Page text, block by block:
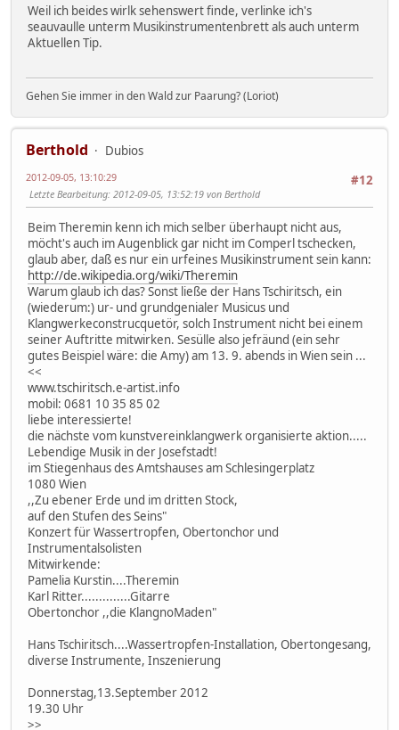
Weil ich beides wirlk sehenswert finde, verlinke ich's
seauvaulle unterm Musikinstrumentenbrett als auch unterm
Aktuellen Tip.
Gehen Sie immer in den Wald zur Paarung? (Loriot)
Berthold
Dubios
#12
2012-09-05, 13:10:29
Letzte Bearbeitung: 2012-09-05, 13:52:19 von Berthold
Beim Theremin kenn ich mich selber überhaupt nicht aus,
möcht's auch im Augenblick gar nicht im Comperl tschecken,
glaub aber, daß es nur ein urfeines Musikinstrument sein kann:
http://de.wikipedia.org/wiki/Theremin
Warum glaub ich das? Sonst ließe der Hans Tschiritsch, ein
(wiederum:) ur- und grundgenialer Musicus und
Klangwerkeconstrucquetör, solch Instrument nicht bei einem
seiner Auftritte mitwirken. Sesülle also jefräund (ein sehr
gutes Beispiel wäre: die Amy) am 13. 9. abends in Wien sein ...
<<
www.tschiritsch.e-artist.info
mobil: 0681 10 35 85 02
liebe interessierte!
die nächste vom kunstvereinklangwerk organisierte aktion.....
Lebendige Musik in der Josefstadt!
im Stiegenhaus des Amtshauses am Schlesingerplatz
1080 Wien
,,Zu ebener Erde und im dritten Stock,
auf den Stufen des Seins"
Konzert für Wassertropfen, Obertonchor und
Instrumentalsolisten
Mitwirkende:
Pamelia Kurstin....Theremin
Karl Ritter..............Gitarre
Obertonchor ,,die KlangnoMaden"
Hans Tschiritsch....Wassertropfen-Installation, Obertongesang,
diverse Instrumente, Inszenierung
Donnerstag,13.September 2012
19.30 Uhr
>>